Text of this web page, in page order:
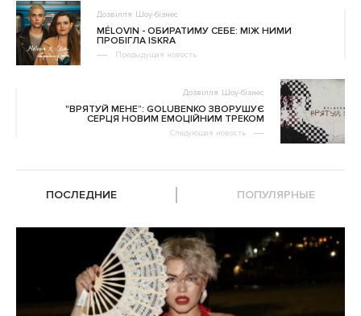
Дозвілля Шоу-бізнес
MÉLOVIN - ОБИРАТИМУ СЕБЕ: МІЖ НИМИ
ПРОБІГЛА ISKRA
Предыдущая новость
Дозвілля Шоу-бізнес
"ВРЯТУЙ МЕНЕ”: GOLUBENKO ЗВОРУШУЄ
СЕРЦЯ НОВИМ ЕМОЦІЙНИМ ТРЕКОМ
Следующая новость
ПОСЛЕДНИЕ ПОПУЛЯРНЫЕ